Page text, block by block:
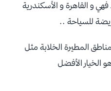
و القاهرة و الأسكندرية
للسياحة ..
المطيرة الخلابة مثل
الخيار الأفضل